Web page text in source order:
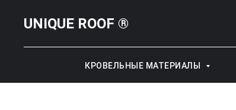
UNIQUE ROOF ®
КРОВЕЛЬНЫЕ МАТЕРИАЛЫ